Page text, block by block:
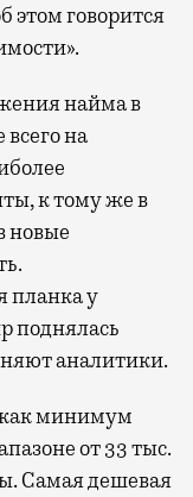
этом говорится
найма в
на
к тому же в
новые
планка у
поднялась
аналитики.
как минимум
от 33 тыс.
Самая дешевая